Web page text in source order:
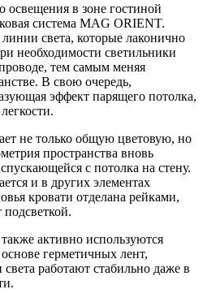
освещения в зоне гостиной
система MAG ORIENT.
света, которые лаконично
необходимости светильники
тем самым меняя
В свою очередь,
эффект парящего потолка,
не только общую цветовую, но
пространства вновь
с потолка на стену.
и в других элементах
кровати отделана рейками,
активно используются
герметичных лент,
работают стабильно даже в